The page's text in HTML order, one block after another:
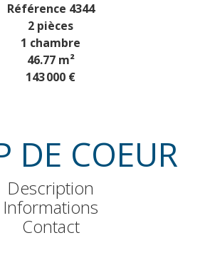
Référence 4344
2 pièces
1 chambre
46.77m²
143 000 €
DE COEUR
Description
Informations
Contact